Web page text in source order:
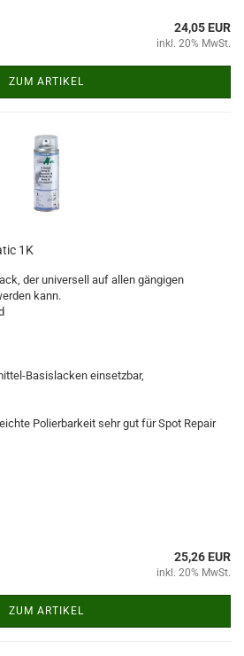
24,05 EUR
inkl. 20% MwSt.
ZUM ARTIKEL
1K
der universell auf allen gängigen
kann.
Basislacken einsetzbar,
Polierbarkeit sehr gut für Spot Repair
25,26 EUR
inkl. 20% MwSt.
ZUM ARTIKEL